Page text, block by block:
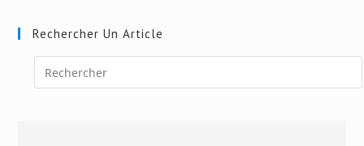
Rechercher Un Article